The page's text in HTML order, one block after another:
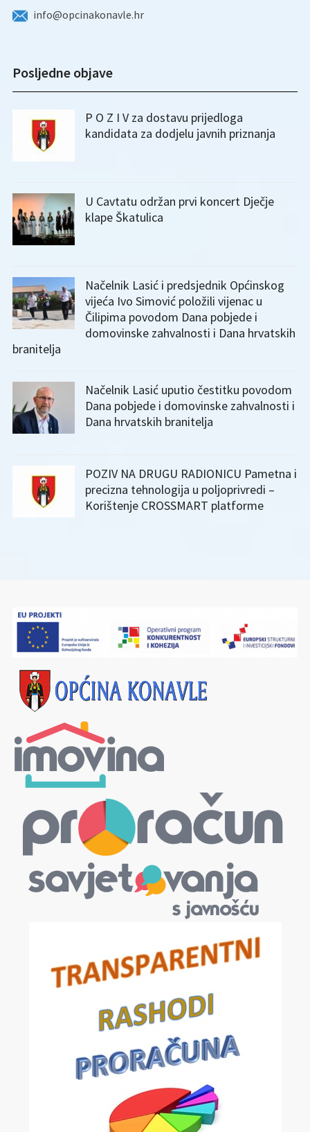
info@opcinakonavle.hr
Posljedne objave
P O Z I V za dostavu prijedloga
kandidata za dodjelu javnih priznanja
U Cavtatu održan prvi koncert Dječje
klape Škatulica
Načelnik Lasić i predsjednik Općinskog
vijeća Ivo Simović položili vijenac u
Čilipima povodom Dana pobjede i
domovinske zahvalnosti i Dana hrvatskih
branitelja
Načelnik Lasić uputio čestitku povodom
Dana pobjede i domovinske zahvalnosti i
Dana hrvatskih branitelja
POZIV NA DRUGU RADIONICU Pametna i
precizna tehnologija u poljoprivredi –
Korištenje CROSSMART platforme